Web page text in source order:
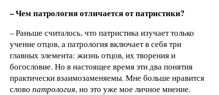
– Чем патрология отличается от патристики?
– Раньше считалось, что патристика изучает только
учение отцов, а патрология включает в себя три
главных элемента: жизнь отцов, их творения и
богословие. Но в настоящее время эти два понятия
практически взаимозаменяемы. Мне больше нравится
слово патрология, но это уже мое личное мнение.